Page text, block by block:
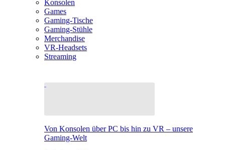
Konsolen
Games
Gaming-Tische
Gaming-Stühle
Merchandise
VR-Headsets
Streaming
Von Konsolen über PC bis hin zu VR – unsere
Gaming-Welt